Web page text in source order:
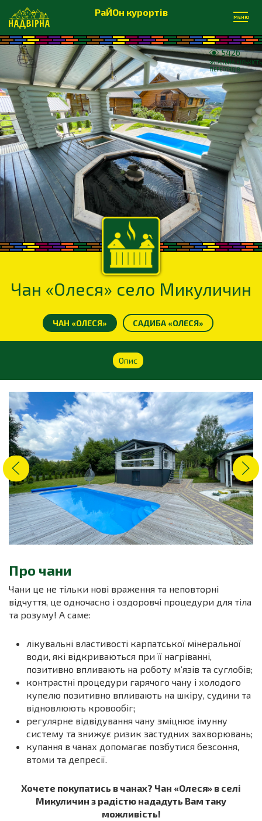
РаЙОн курортів МЕНЮ
Чан «Олеся» село Микуличин
5426
ЗАГАЛЬНА КІЛЬКІСТЬ
ПЕРЕГЛЯДІВ
ЧАН «ОЛЕСЯ» САДИБА «ОЛЕСЯ»
Опис
Про чани
Чани це не тільки нові враження та неповторні
відчуття, це одночасно і оздоровчі процедури для тіла
та розуму! А саме:
лікувальні властивості карпатської мінеральної
води, які відкриваються при її нагріванні,
позитивно впливають на роботу м’язів та суглобів;
контрастні процедури гарячого чану і холодого
купелю позитивно впливають на шкіру, судини та
відновлюють кровообіг;
регулярне відвідування чану зміцнює імунну
систему та знижує ризик застудних захворювань;
купання в чанах допомагає позбутися безсоння,
втоми та депресії.
Хочете покупатись в чанах? Чан «Олеся» в селі
Микуличин з радістю нададуть Вам таку
можливість!